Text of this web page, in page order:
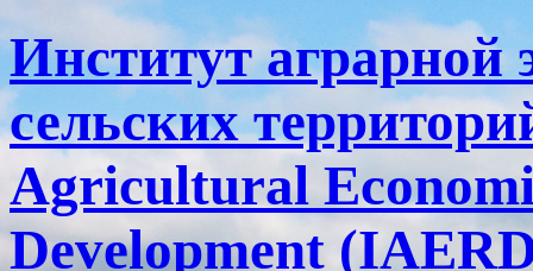
Институт аграрной
сельских
Agricultural
Development